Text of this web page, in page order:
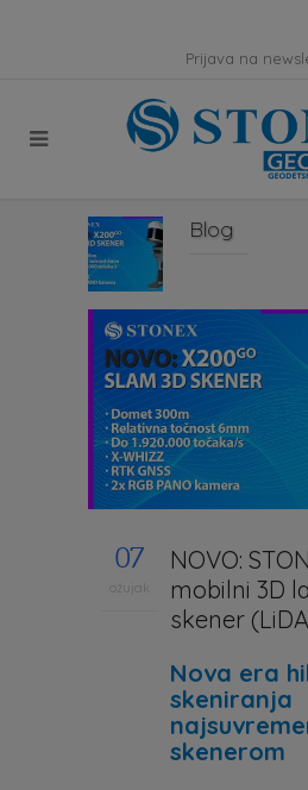
Prijava na
Blog
07
ožujak
NOVO:
mobilni 3D
skener
Nova era
skeniranja
skenerom